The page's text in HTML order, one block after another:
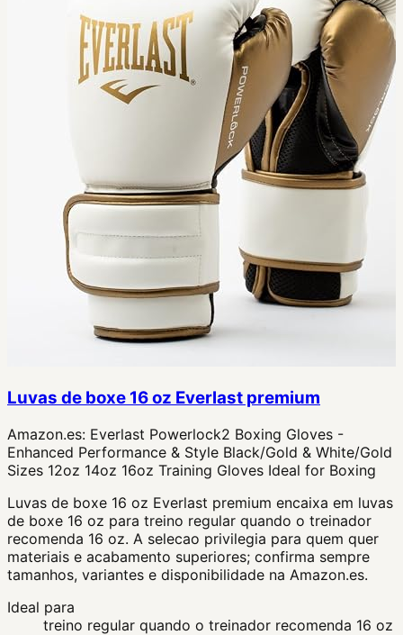
Luvas de boxe 16 oz Everlast premium
Amazon.es: Everlast Powerlock2 Boxing Gloves -
Enhanced Performance & Style Black/Gold & White/Gold
Sizes 12oz 14oz 16oz Training Gloves Ideal for Boxing
Luvas de boxe 16 oz Everlast premium encaixa em luvas
de boxe 16 oz para treino regular quando o treinador
recomenda 16 oz. A selecao privilegia para quem quer
materiais e acabamento superiores; confirma sempre
tamanhos, variantes e disponibilidade na Amazon.es.
Ideal para
treino regular quando o treinador recomenda 16 oz